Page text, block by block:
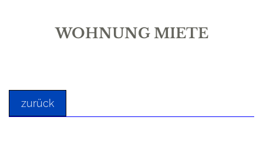
WOHNUNG MIETE
zurück